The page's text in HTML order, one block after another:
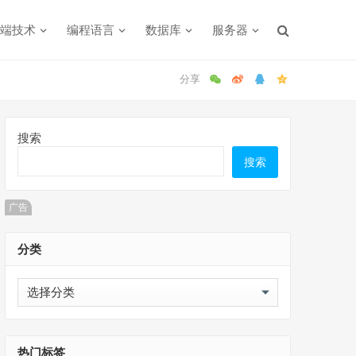
技术 编程语言 数据库 服务器
搜索
搜索
广告
分类
分
类
热门标签